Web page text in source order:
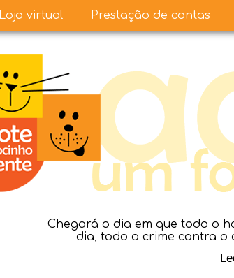
Chegará o dia em que todo o
dia, todo o crime contra o
Loja virtual Prestação de contas